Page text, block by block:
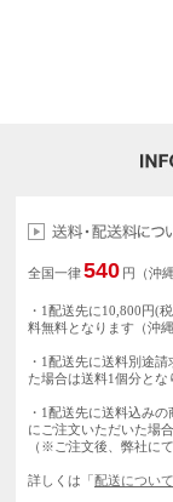
全国一律540 円（沖
・1配送先に10,800円(
料無料となります（沖
・1配送先に送料別途
た場合は送料1個分とな
・1配送先に送料込み
にご注文いただいた場
（※ご注文後、弊社に
詳しくは「配送について